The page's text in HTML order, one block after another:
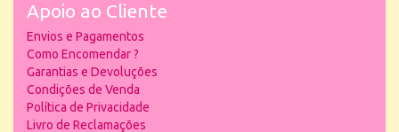
Apoio ao Cliente
Envios e Pagamentos
Como Encomendar ?
Garantias e Devoluções
Condições de Venda
Política de Privacidade
Livro de Reclamações